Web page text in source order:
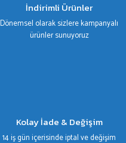
İndirimli Ürünler
Dönemsel olarak sizlere kampanyalı
ürünler sunuyoruz
Kolay İade & Değişim
14 iş gün içerisinde iptal ve değişim